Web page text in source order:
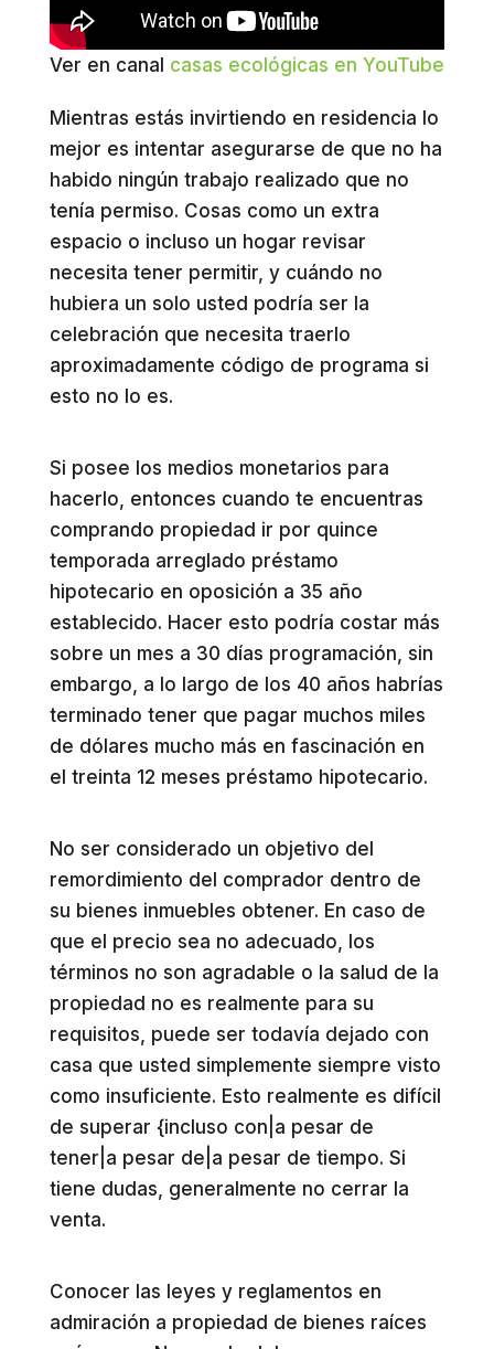
Ver en canal casas ecológicas en YouTube
Mientras estás invirtiendo en residencia lo
mejor es intentar asegurarse de que no ha
habido ningún trabajo realizado que no
tenía permiso. Cosas como un extra
espacio o incluso un hogar revisar
necesita tener permitir, y cuándo no
hubiera un solo usted podría ser la
celebración que necesita traerlo
aproximadamente código de programa si
esto no lo es.
Si posee los medios monetarios para
hacerlo, entonces cuando te encuentras
comprando propiedad ir por quince
temporada arreglado préstamo
hipotecario en oposición a 35 año
establecido. Hacer esto podría costar más
sobre un mes a 30 días programación, sin
embargo, a lo largo de los 40 años habrías
terminado tener que pagar muchos miles
de dólares mucho más en fascinación en
el treinta 12 meses préstamo hipotecario.
No ser considerado un objetivo del
remordimiento del comprador dentro de
su bienes inmuebles obtener. En caso de
que el precio sea no adecuado, los
términos no son agradable o la salud de la
propiedad no es realmente para su
requisitos, puede ser todavía dejado con
casa que usted simplemente siempre visto
como insuficiente. Esto realmente es difícil
de superar {incluso con|a pesar de
tener|a pesar de|a pesar de tiempo. Si
tiene dudas, generalmente no cerrar la
venta.
Conocer las leyes y reglamentos en
admiración a propiedad de bienes raíces